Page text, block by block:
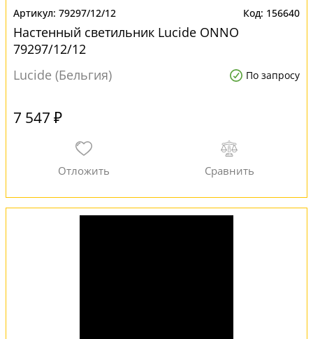
79297/12/12 156640
Настенный светильник Lucide ONNO
79297/12/12
Lucide (Бельгия)
По запросу
7 547 ₽